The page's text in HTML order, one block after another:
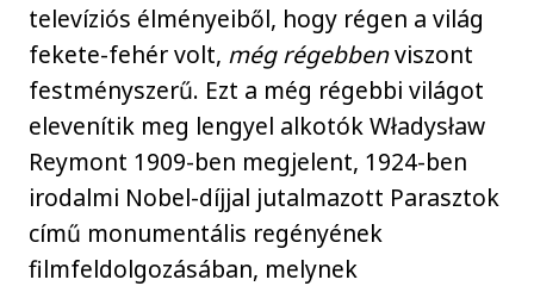
televíziós élményeiből, hogy régen a világ
fekete-fehér volt, még régebbenviszont
festményszerű. Ezt a még régebbi világot
elevenítik meg lengyel alkotók Władysław
Reymont 1909-ben megjelent, 1924-ben
irodalmi Nobel-díjjal jutalmazott Parasztok
című monumentális regényének
filmfeldolgozásában, melynek